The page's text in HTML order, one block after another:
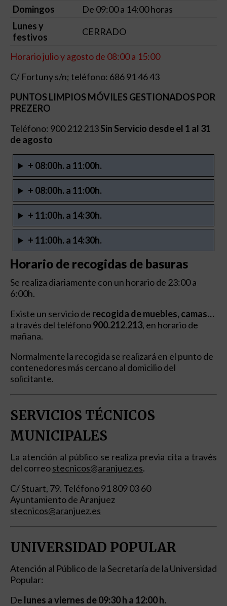
Domingos
De 09:00 a 14:00 horas
Lunes y
festivos
CERRADO
Horario julio y agosto de 08:00 a 15:00
C/ Fortuny s/n; teléfono: 686 91 46 43
PUNTOS LIMPIOS MÓVILES GESTIONADOS POR
PREZERO
Teléfono: 900 212 213Sin Servicio desde el 1 al 31
de agosto
+ 08:00h. a 11:00h.
+ 08:00h. a 11:00h.
+ 11:00h. a 14:30h.
+ 11:00h. a 14:30h.
Horario de recogidas de basuras
Se realiza diariamente con un horario de 23:00 a
6:00h.
Existe un servicio de recogida de muebles, camas…
a través del teléfono900.212.213, en horario de
mañana.
Normalmente la recogida se realizará en el punto de
contenedores más cercano al domicilio del
solicitante.
SERVICIOS TÉCNICOS
MUNICIPALES
La atención al público se realiza previa cita a través
del correostecnicos@aranjuez.es.
C/ Stuart, 79. Teléfono 91 809 03 60
Ayuntamiento de Aranjuez
stecnicos@aranjuez.es
UNIVERSIDAD POPULAR
Atención al Público de la Secretaría de la Universidad
Popular:
De lunes a viernes de 09:30 h a 12:00 h.